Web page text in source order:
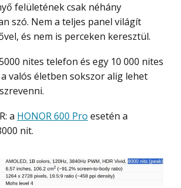
felületének csak néhány
szó. Nem a teljes panel világít
és nem is perceken keresztül.
valós életben sokszor alig lehet
a HONOR 600 Pro esetén a
nit.